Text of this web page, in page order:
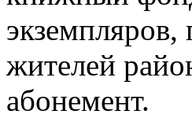
жителей
абонемент.